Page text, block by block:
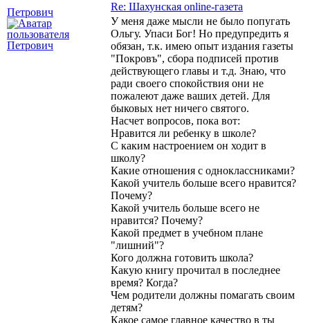
Петрович
Re: Шахунская оnline-газета
У меня даже мысли не было попугать
Ольгу. Упаси Бог! Но предупредить я
обязан, т.к. имею опыт издания газеты
"Покровъ", сбора подписей против
действующего главы и т.д. Знаю, что
ради своего спокойствия они не
пожалеют даже ваших детей. Для
быковых нет ничего святого.
Насчет вопросов, пока вот:
Нравится ли ребенку в школе?
С каким настроением он ходит в
школу?
Какие отношения с одноклассниками?
Какой учитель больше всего нравится?
Почему?
Какой учитель больше всего не
нравится? Почему?
Какой предмет в учебном плане
"лишний"?
Кого должна готовить школа?
Какую книгу прочитал в последнее
время? Когда?
Чем родители должны помагать своим
детям?
Какое самое главное качество в ты